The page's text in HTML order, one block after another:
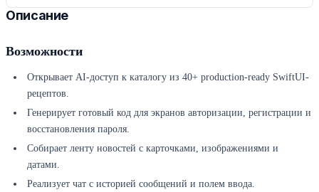
Описание
Возможности
Открывает AI-доступ к каталогу из 40+ production-ready SwiftUI-
рецептов.
Генерирует готовый код для экранов авторизации, регистрации и
восстановления пароля.
Собирает ленту новостей с карточками, изображениями и
датами.
Реализует чат с историей сообщений и полем ввода.